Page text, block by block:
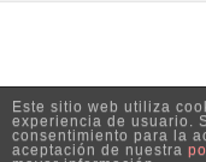
Móvil
Este sitio web utiliza
experiencia de usuario.
consentimiento para la
aceptación de nuestra